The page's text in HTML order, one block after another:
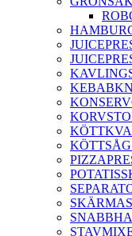
KÖTTSÅG